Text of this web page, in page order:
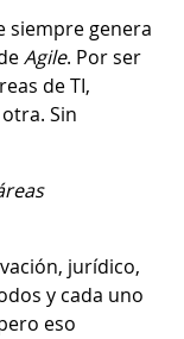
siempre genera
Agile. Por ser
de TI,
Sin
jurídico,
y cada uno
eso